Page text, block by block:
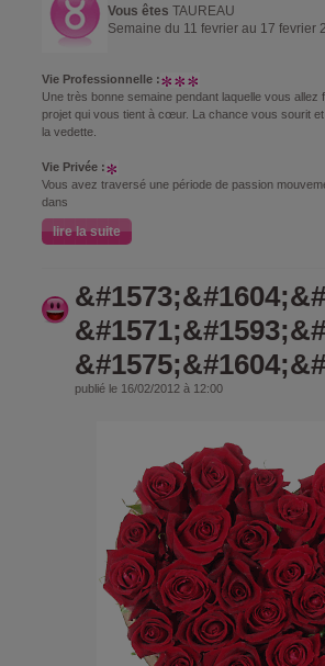
Vous êtes TAUREAU
Semaine du 11 fevrier au 17 fevrier
Vie Professionnelle :
Une très bonne semaine pendant laquelle vous
projet qui vous tient à cœur. La chance vous sourit
la vedette.
Vie Privée :
Vous avez traversé une période de passion
dans
lire la suite
publié le 16/02/2012 à 12:00